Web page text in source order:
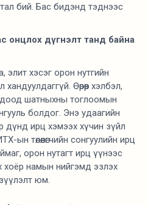
тал бий. Бас бидэнд тэднээс
онцлох дүгнэлт танд байна
хэсэг орон нутгийн
Өөрөөр хэлбэл,
шатныхны тоглоомын
болдог. Энэ удаагийн
дүнд ирц хэмээх хүчин зүйл
төлөөлөгчийн сонгуулийн ирц
орон нутагт ирц үүнээс
хоёр намын нийгэмд эзлэх
юм.